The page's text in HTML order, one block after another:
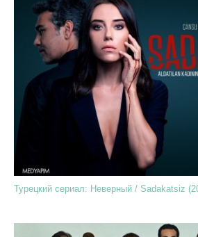
Турецкий сериал: Неверный / Sadakatsiz